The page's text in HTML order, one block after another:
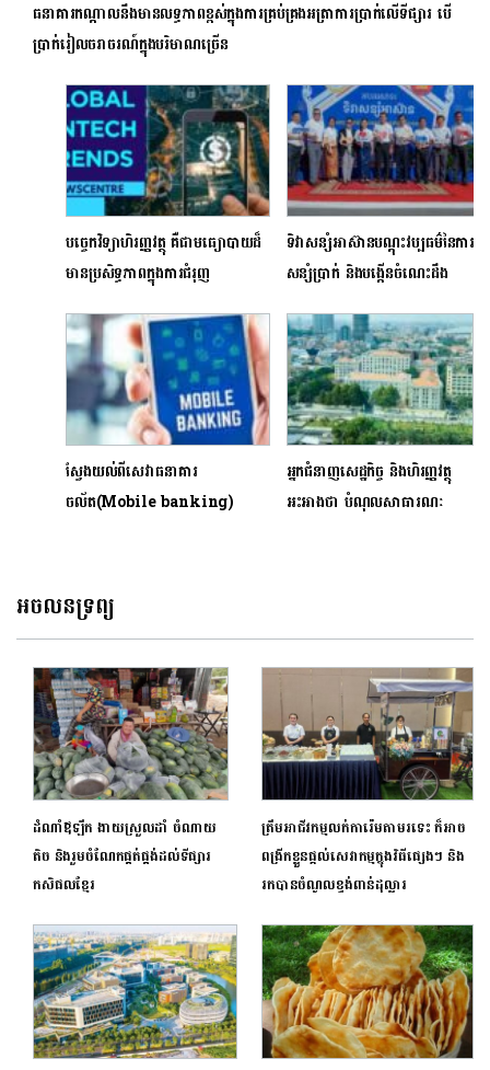
ធនាគារកណ្តាលនឹងមានលទ្ធភាពខ្ពស់ក្នុងការគ្រប់គ្រងអត្រាការប្រាក់លើទីផ្សារ បើ
ប្រាក់រៀលចរាចរណ៍ក្នុងបរិមាណច្រើន
បច្ចេកវិទ្យាហិរញ្ញវត្ថុ គឺជាមធ្យោបាយដ៏
មានប្រសិទ្ធភាពក្នុងការជំរុញ
ទិវាសន្សំអាស៊ានបណ្តុះវប្បធម៌នៃការ
សន្សំប្រាក់ និងបង្កើនចំណេះដឹង
ស្វែងយល់ពីសេវាធនាគារ
ចល័ត(Mobile banking)
អ្នកជំនាញសេដ្ឋកិច្ច និងហិរញ្ញវត្ថុ
អះអាងថា បំណុលសាធារណៈ
អចលនទ្រព្យ
ដំណាំឪឡឹក ងាយស្រួលដាំ ចំណាយ
តិច និងរួមចំណែកផ្គត់ផ្គង់ដល់ទីផ្សារ
កសិផលខ្មែរ
ត្រឹមអាជីវកម្មលក់ការ៉េមតាមរទេះ ក៏អាច
ពង្រីកខ្លួនផ្តល់សេវាកម្មក្នុងវិធីផ្សេងៗ និង
រកបានចំណូលខ្ទង់ពាន់ដុល្លារ